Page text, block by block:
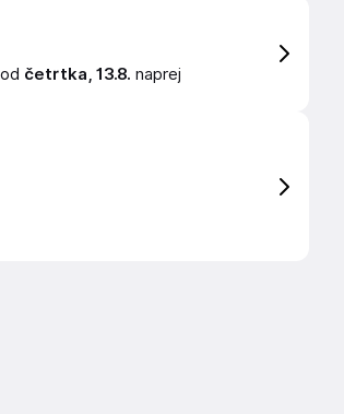
četrtka, 13.8. naprej